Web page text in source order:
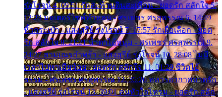
รุ่งโรจน์ 4. 09:51 รักสะท้านดินสะเทือน - ยอดรัก สลักใจ 5.
12:23 มอเตอร์ไซค์ทำหล่น - ศรเพชร ศรสุพรรณ 6. 14:49
หิ้วกระเป๋า - แสงสุรีย์ รุ่งโรจน์ 7. 17:57 รักเผื่อเลือก - ยอด
รัก สลักใจ 8. 21:21 น้ำตาไอ้หนุ่ม - ศรเพชร ศรสุพรรณ 9.
24:27 สามเณรกำพร้า - แสงสุรีย์ รุ่งโรจน์ 10. 28:08 ไม่มี
เวลาไปหาเมียน้อย - ยอดรัก สลักใจ 11. 31:29 ชีวิตไอ้
ธรรม - ศรเพชร ศรสุพรรณ 12. 35:26 ทหารอากาศขาดรัก
- แสงสุรีย์ รุ่งโรจน์ 13. 39:01 คนหัวใจโทรม - ยอดรัก สลัก